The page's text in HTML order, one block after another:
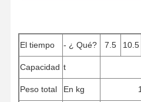
El tiempo - ¿ Qué? 7.5 10.5
Capacidad t
Peso total En kg